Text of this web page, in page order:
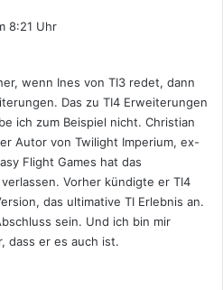
8:21 Uhr
wenn Ines von TI3 redet, dann
Das zu TI4 Erweiterungen
ich zum Beispiel nicht. Christian
Autor von Twilight Imperium, ex-
Flight Games hat das
Vorher kündigte er TI4
das ultimative TI Erlebnis an.
sein. Und ich bin mir
dass er es auch ist.